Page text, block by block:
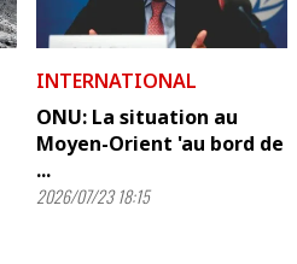
INTERNATIONAL
ONU: La situation au
Moyen-Orient 'au bord de
...
2026/07/23 18:15